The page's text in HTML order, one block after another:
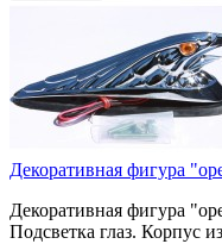
Декоративная фигура
Декоративная фигура
Подсветка глаз. Корпус